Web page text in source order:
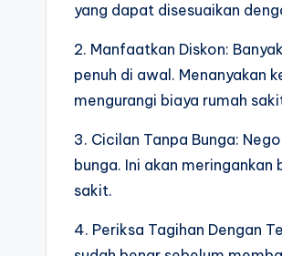
yang dapat disesuaikan
2. Manfaatkan Diskon:
penuh di awal. Menanyakan
mengurangi biaya rumah
3. Cicilan Tanpa Bunga:
bunga. Ini akan
sakit.
4. Periksa Tagihan Dengan